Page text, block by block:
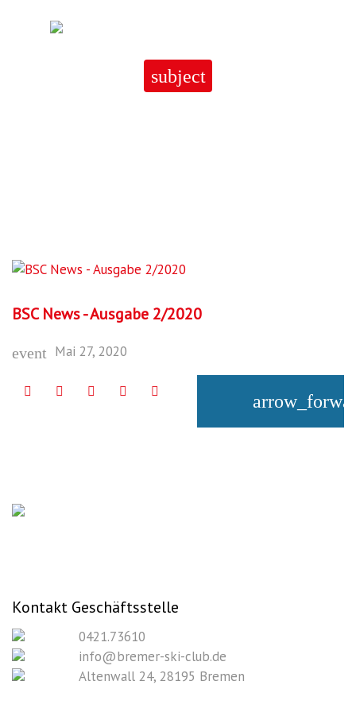
subject
Tag:
Mai
2020
BSC News - Ausgabe 2/2020
event Mai 27, 2020
FacebookTwitter Google+LinkedIn
Kontakt Geschäftsstelle
0421.73610
info@bremer-ski-club.de
Altenwall 24, 28195 Bremen